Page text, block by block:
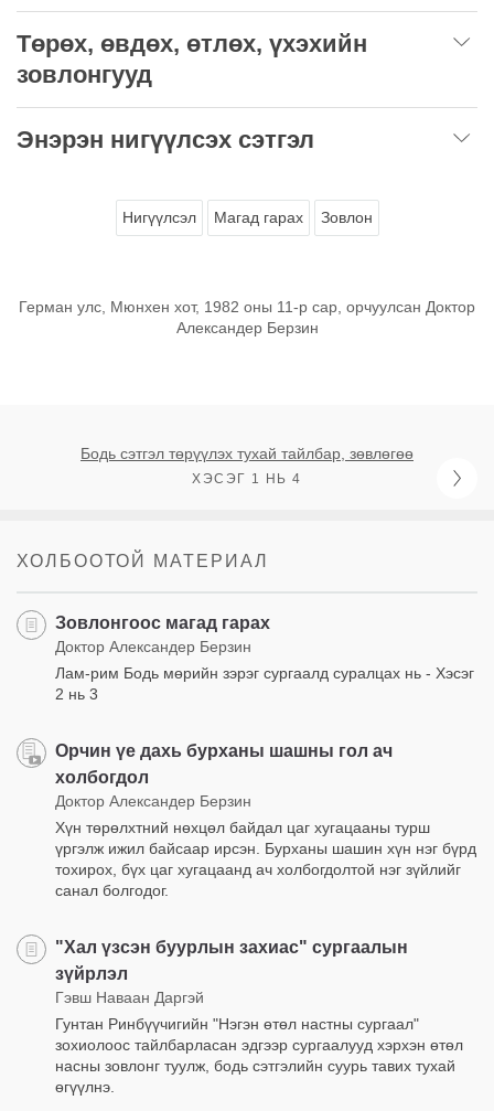
Төрөх, өвдөх, өтлөх, үхэхийн
зовлонгууд
Энэрэн нигүүлсэх сэтгэл
Нигүүлсэл Магад гарах Зовлон
Герман улс, Мюнхен хот, 1982 оны 11-р сар, орчуулсан Доктор
Александер Берзин
Бодь сэтгэл төрүүлэх тухай тайлбар, зөвлөгөө
ХЭСЭГ 1 НЬ 4
ХОЛБООТОЙ МАТЕРИАЛ
Зовлонгоос магад гарах
Доктор Александер Берзин
Лам-рим Бодь мөрийн зэрэг сургаалд суралцах нь - Хэсэг
2 нь 3
Орчин үе дахь бурханы шашны гол ач
холбогдол
Доктор Александер Берзин
Хүн төрөлхтний нөхцөл байдал цаг хугацааны турш
үргэлж ижил байсаар ирсэн. Бурханы шашин хүн нэг бүрд
тохирох, бүх цаг хугацаанд ач холбогдолтой нэг зүйлийг
санал болгодог.
"Хал үзсэн буурлын захиас" сургаалын
зүйрлэл
Гэвш Наваан Даргэй
Гунтан Ринбүүчигийн "Нэгэн өтөл настны сургаал"
зохиолоос тайлбарласан эдгээр сургаалууд хэрхэн өтөл
насны зовлонг туулж, бодь сэтгэлийн суурь тавих тухай
өгүүлнэ.